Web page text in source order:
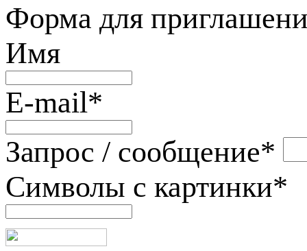
Форма для
Имя
E-mail*
Запрос / сообщение*
Символы с картинки*